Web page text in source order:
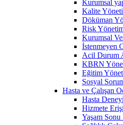
Kurumsal
Kalite
Döküman
Risk
Kurumsal
İstenmeyen
Acil Durum
KBRN
Eğitim
Sosyal
Hasta ve Çalışan
Hasta
Hizmete
Yaşam